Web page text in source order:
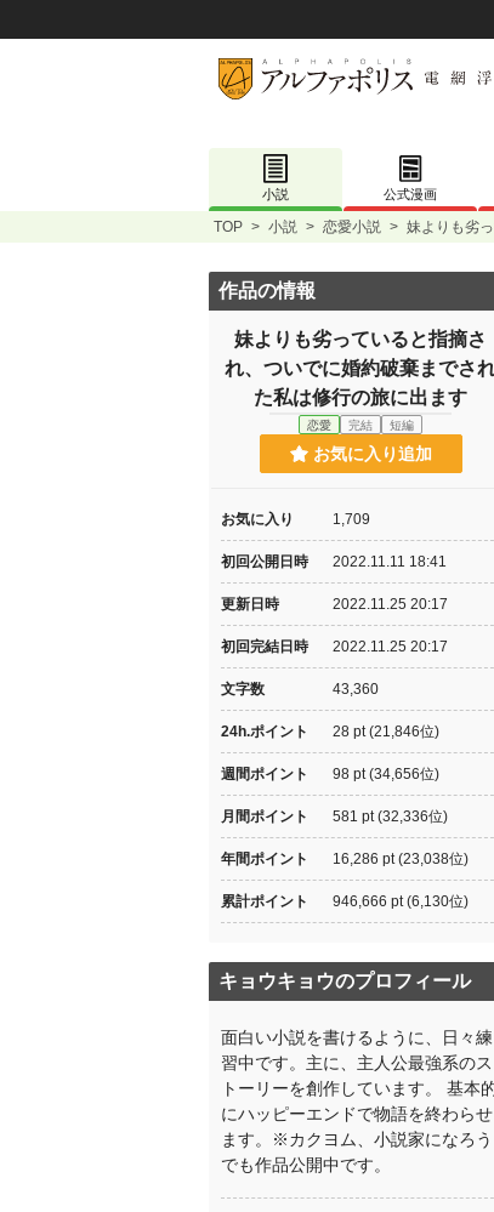
小説 公式漫画
TOP > 小説 > 恋愛小説 > 妹よりも劣
作品の情報
妹よりも劣っていると指摘さ
れ、ついでに婚約破棄までさ
た私は修行の旅に出ます
恋愛 完結 短編
お気に入り追加
お気に入り 1,709
初回公開日時 2022.11.11 18:41
更新日時 2022.11.25 20:17
初回完結日時 2022.11.25 20:17
文字数 43,360
24h.ポイント 28 pt (21,846位)
週間ポイント 98 pt (34,656位)
月間ポイント 581 pt (32,336位)
年間ポイント 16,286 pt (23,038位)
累計ポイント 946,666 pt (6,130位)
キョウキョウのプロフィール
面白い小説を書けるように、日々練
習中です。主に、主人公最強系のス
トーリーを創作しています。 基本
にハッピーエンドで物語を終わらせ
ます。※カクヨム、小説家になろう
でも作品公開中です。